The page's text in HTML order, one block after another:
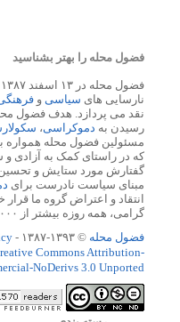
فضول محله را بهتر بشناسید
نارسایی های سیاسی و
نقد می پردازد. هدف فضول
رسیدن به دموکراسی،
مسئولین فضول محله همواره به
که در راستای کمک به آزادی
گفتارش مورد ستایش و تحسین
مبنای سیاست نادرست برای
انتقاد و اعتراض گروه ما
گرامی، همه روزه بیشتر از ۱۰،۰۰۰ نفر از این سایت دیدن می کنند.
فضول محله © ۱۳۹۳-۱۳۸۷ -
Commons Attribution-
NoDerivs 3.0 Unported